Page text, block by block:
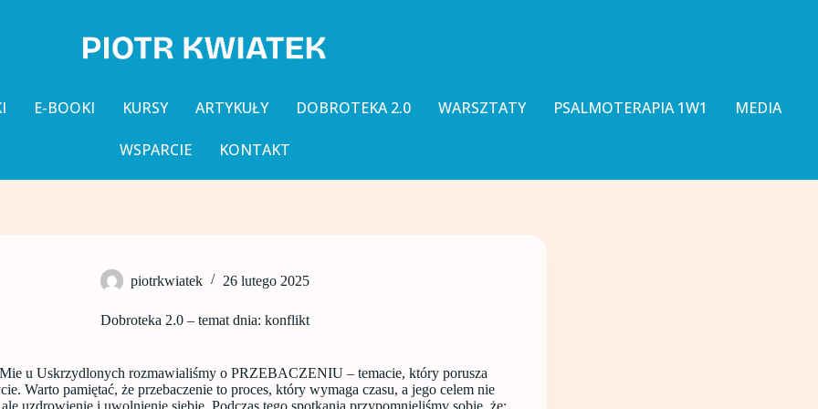
E-BOOKI KURSY ARTYKUŁY DOBROTEKA 2.0 WARSZTATY PSALMOTERAPIA 1W1 MEDIA
WSPARCIE KONTAKT
piotrkwiatek 26 lutego 2025
Dobroteka 2.0 – temat dnia: konflikt
u Uskrzydlonych rozmawialiśmy o PRZEBACZENIU – temacie, który porusza
Warto pamiętać, że przebaczenie to proces, który wymaga czasu, a jego celem nie
uzdrowienie i uwolnienie siebie. Podczas tego spotkania przypomnieliśmy sobie, że: